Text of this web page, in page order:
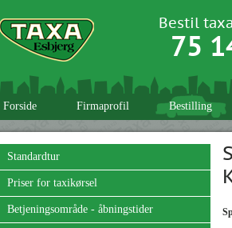
Bestil
75
Forside Firmaprofil Bestilling
Standardtur
Priser for taxikørsel
Betjeningsområde - åbningstider